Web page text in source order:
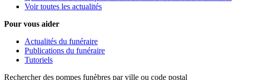
Voir toutes les actualités
Pour vous aider
Actualités du funéraire
Publications du funéraire
Tutoriels
Rechercher des pompes funèbres par ville ou code postal